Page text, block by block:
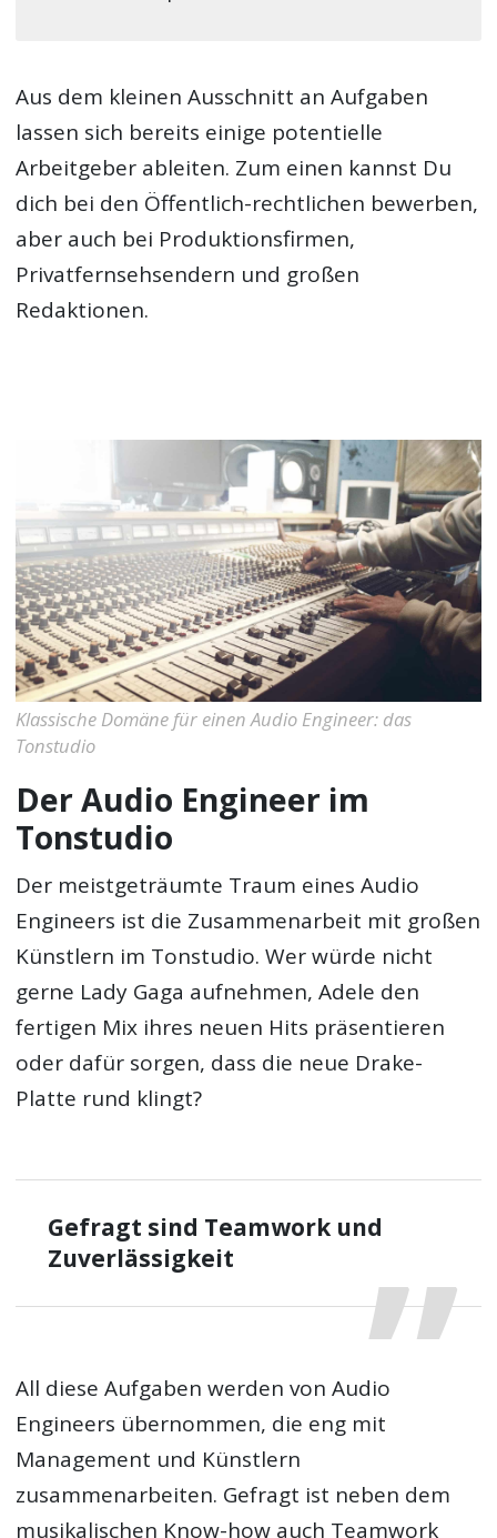
Aus dem kleinen Ausschnitt an Aufgaben
lassen sich bereits einige potentielle
Arbeitgeber ableiten. Zum einen kannst Du
dich bei den Öffentlich-rechtlichen bewerben,
aber auch bei Produktionsfirmen,
Privatfernsehsendern und großen
Redaktionen.
Klassische Domäne für einen Audio Engineer: das
Tonstudio
Der Audio Engineer im
Tonstudio
Der meistgeträumte Traum eines Audio
Engineers ist die Zusammenarbeit mit großen
Künstlern im Tonstudio. Wer würde nicht
gerne Lady Gaga aufnehmen, Adele den
fertigen Mix ihres neuen Hits präsentieren
oder dafür sorgen, dass die neue Drake-
Platte rund klingt?
Gefragt sind Teamwork und
Zuverlässigkeit
All diese Aufgaben werden von Audio
Engineers übernommen, die eng mit
Management und Künstlern
zusammenarbeiten. Gefragt ist neben dem
musikalischen Know-how auch Teamwork